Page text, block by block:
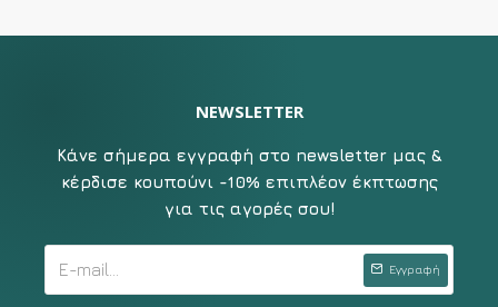
NEWSLETTER
Κάνε σήμερα εγγραφή στο newsletter μας &
κέρδισε κουπούνι -10% επιπλέον έκπτωσης
για τις αγορές σου!
Εγγραφή